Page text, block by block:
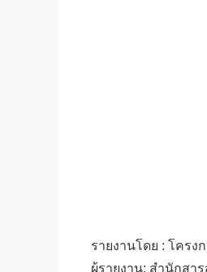
รายงานโดย : โคร
ผู้รายงาน: สำนักสา